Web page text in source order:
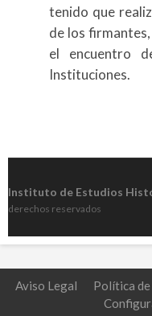
tenido que
de los
el encuentro
Instituciones.
Instituto de Estudios
derechos reservados
Aviso Legal Política